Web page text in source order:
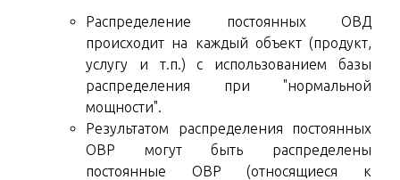
Распределение постоянных ОВД
происходит на каждый объект (продукт,
услугу и т.п.) с использованием базы
распределения при "нормальной
мощности".
Результатом распределения постоянных
ОВР могут быть распределены
постоянные ОВР (относящиеся к